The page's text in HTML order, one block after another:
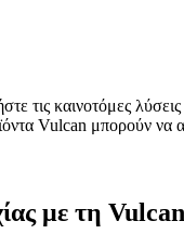
τις καινοτόμες
Vulcan μπορούν
με τη Vulcan